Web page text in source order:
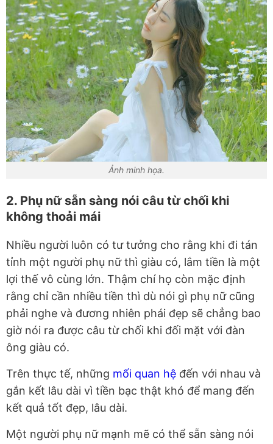
Ảnh minh họa.
2. Phụ nữ sẵn sàng nói câu từ chối khi
không thoải mái
Nhiều người luôn có tư tưởng cho rằng khi đi tán
tỉnh một người phụ nữ thì giàu có, lắm tiền là một
lợi thế vô cùng lớn. Thậm chí họ còn mặc định
rằng chỉ cần nhiều tiền thì dù nói gì phụ nữ cũng
phải nghe và đương nhiên phái đẹp sẽ chẳng bao
giờ nói ra được câu từ chối khi đối mặt với đàn
ông giàu có.
Trên thực tế, những mối quan hệ đến với nhau và
gắn kết lâu dài vì tiền bạc thật khó để mang đến
kết quả tốt đẹp, lâu dài.
Một người phụ nữ mạnh mẽ có thể sẵn sàng nói